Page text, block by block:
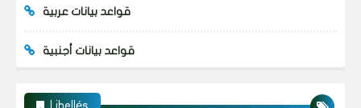
قواعد بيانات عربية
قواعد بيانات أجنبية
Libellés